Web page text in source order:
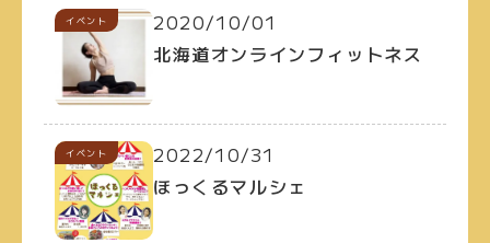
イベント
2020/10/01
北海道オンラインフィットネス
イベント
2022/10/31
ほっくるマルシェ